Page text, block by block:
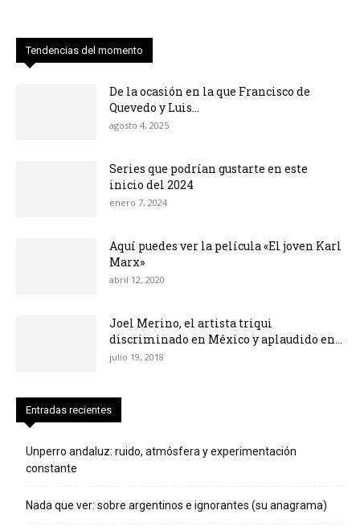
Tendencias del momento
De la ocasión en la que Francisco de
Quevedo y Luis...
agosto 4, 2025
Series que podrían gustarte en este
inicio del 2024
enero 7, 2024
Aquí puedes ver la película «El joven Karl
Marx»
abril 12, 2020
Joel Merino, el artista triqui
discriminado en México y aplaudido en...
julio 19, 2018
Entradas recientes
Unperro andaluz: ruido, atmósfera y experimentación
constante
Nada que ver: sobre argentinos e ignorantes (su anagrama)